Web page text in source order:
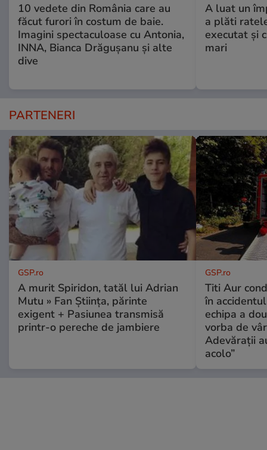
10 vedete din România care au
făcut furori în costum de baie.
Imagini spectaculoase cu Antonia,
INNA, Bianca Drăgușanu și alte
dive
A luat un
a plăti
executat şi
mari
PARTENERI
GSP.ro
A murit Spiridon, tatăl lui Adrian
Mutu » Fan Știința, părinte
exigent + Pasiunea transmisă
printr-o pereche de jambiere
GSP.ro
Titi Aur
în
echipa a
vorba de
Adevărații
acolo”